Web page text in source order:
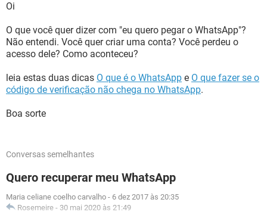
Oi
O que você quer dizer com "eu quero pegar o WhatsApp"?
Não entendi. Você quer criar uma conta? Você perdeu o
acesso dele? Como aconteceu?
leia estas duas dicas O que é o WhatsApp e O que fazer se o
código de verificação não chega no WhatsApp.
Boa sorte
Conversas semelhantes
Quero recuperar meu WhatsApp
Maria celiane coelho carvalho - 6 dez 2017 às 20:35
Rosemeire - 30 mai 2020 às 21:49